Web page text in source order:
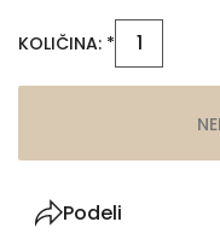
KOLIČINA: *
Podeli